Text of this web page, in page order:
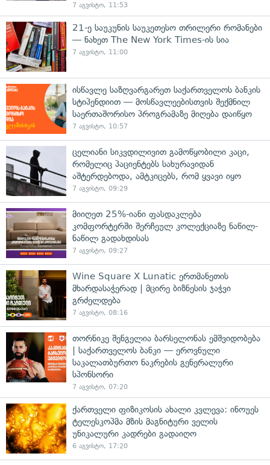
7 აგვისტო, 11:53
21-ე საუკუნის საუკეთესო თრილერი რომანები
— ნახეთ The New York Times-ის სია
7 აგვისტო, 11:00
ისწავლე საზღვარგარეთ საქართველოს ბანკის
სტიპენდიით — მოსწავლეებისთვის შექმნილ
საერთაშორისო პროგრამაზე მიღება დაიწყო
7 აგვისტო, 10:57
ცელიანი სიკვდილივით გამოწყობილი კაცი,
რომელიც პაციენტებს სახურავიდან
აშტერდებოდა, ამტკიცებს, რომ ყვავი იყო
7 აგვისტო, 09:29
მიიღეთ 25%-იანი ფასდაკლება
კომფორტერში შერჩეულ კოლექციაზე ნაწილ-
ნაწილ გადახდისას
7 აგვისტო, 09:27
Wine Square X Lunatic ერთმანეთის
მხარდასაჭერად | მცირე ბიზნესის ჯაჭვი
გრძელდება
7 აგვისტო, 08:16
თორნიკე შენგელია ბარსელონას ემშვიდობება
| საქართველოს ბანკი — ეროვნული
საკალათბურთო ნაკრების გენერალური
სპონსორი
7 აგვისტო, 07:20
ქართველი ფიზიკოსის ახალი კვლევა: ინოუეს
ტელესკოპმა მზის მაგნიტური ველის
უნიკალური კადრები გადაიღო
6 აგვისტო, 17:20